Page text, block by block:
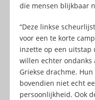
die mensen blijkbaar
“Deze linkse
voor een te korte
inzette op een uitstap
willen echter
Griekse drachme.
bovendien niet echt
persoonlijkheid. Ook